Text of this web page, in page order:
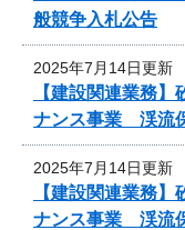
般競争入札公告
2025年7月14日更新
【建設関連業務
ナンス事業 渓流
2025年7月14日更新
【建設関連業務
ナンス事業 渓流